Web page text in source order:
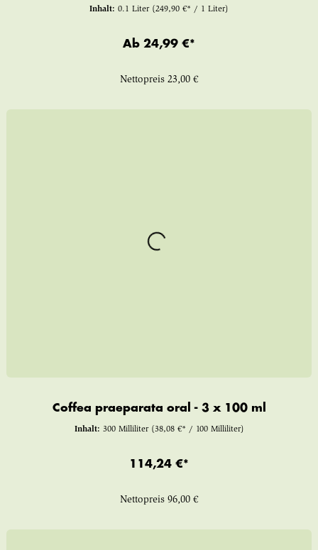
Inhalt: 0.1 Liter (249,90 €* / 1 Liter)
Ab 24,99 €*
Nettopreis 23,00 €
Coffea praeparata oral - 3 x 100 ml
Inhalt: 300 Milliliter (38,08 €* / 100 Milliliter)
114,24 €*
Nettopreis 96,00 €